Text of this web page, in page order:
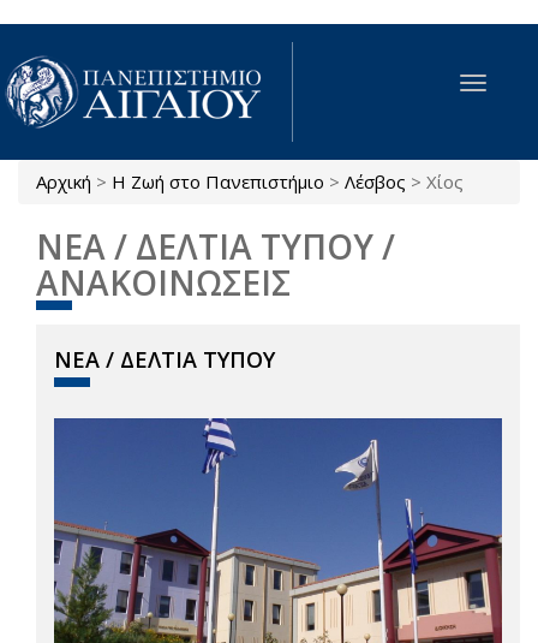
Παράκαμψη προς το κυρίως περιεχόμενο
Toggle
Είστε εδώ
Αρχική > Η Ζωή στο Πανεπιστήμιο > Λέσβος > Χίος
ΝΕΑ / ΔΕΛΤΙΑ ΤΥΠΟΥ /
ΑΝΑΚΟΙΝΩΣΕΙΣ
ΝΕΑ / ΔΕΛΤΙΑ ΤΥΠΟΥ